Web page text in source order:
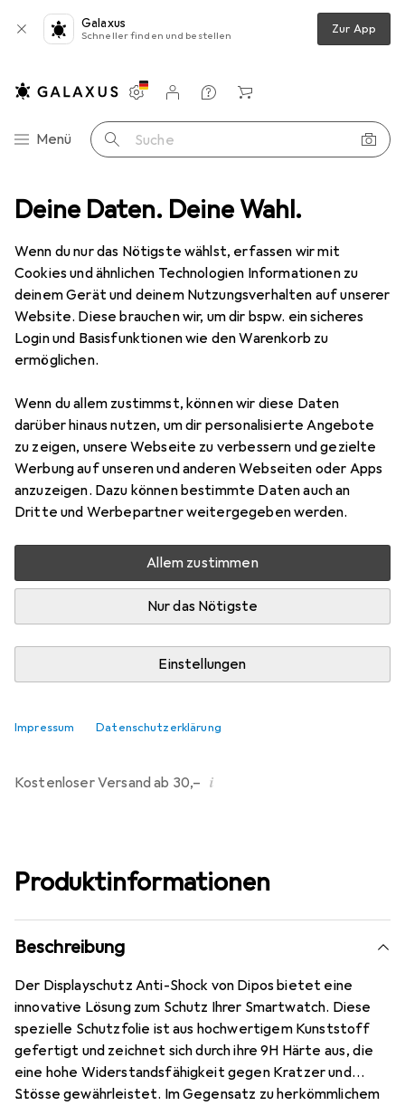
Deine Daten. Deine Wahl.
Wenn du nur das Nötigste wählst, erfassen wir mit
Cookies und ähnlichen Technologien Informationen zu
deinem Gerät und deinem Nutzungsverhalten auf unserer
Website. Diese brauchen wir, um dir bspw. ein sicheres
Login und Basisfunktionen wie den Warenkorb zu
ermöglichen.
Wenn du allem zustimmst, können wir diese Daten
darüber hinaus nutzen, um dir personalisierte Angebote
zu zeigen, unsere Webseite zu verbessern und gezielte
Werbung auf unseren und anderen Webseiten oder Apps
anzuzeigen. Dazu können bestimmte Daten auch an
Dritte und Werbepartner weitergegeben werden.
Allem zustimmen
Nur das Nötigste
Einstellungen
Impressum Datenschutzerklärung
Galaxus
Schneller finden und bestellen Zur App
Navigation nach Kategorien
Menü Suche
Einstellungen
Kundenkonto
Vergleichslisten
Merklisten
Warenkorb
Smartwatch Schutzfolie Dipos Displayschutz Anti-Shock
8 Bilder
DiposDisplayschutz Anti-Shock
EUR
8,98
298
Bewertungen Marke
Mehr von Dipos
Mehr als 10 Stück an Lager beim Drittanbieter
Lieferort angeben für genaue Lieferzeit
In den Warenkorb
Vergleichen
Kostenloser Versand ab 30,– i
Produktinformationen
Beschreibung
Der Displayschutz Anti-Shock von Dipos bietet eine
innovative Lösung zum Schutz Ihrer Smartwatch. Diese
spezielle Schutzfolie ist aus hochwertigem Kunststoff
gefertigt und zeichnet sich durch ihre 9H Härte aus, die
eine hohe Widerstandsfähigkeit gegen Kratzer und
Stösse gewährleistet. Im Gegensatz zu herkömmlichem